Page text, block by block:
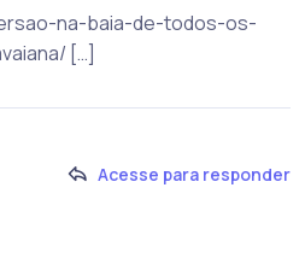
na-baia-de-todos-os-
[…]
Acesse para responder